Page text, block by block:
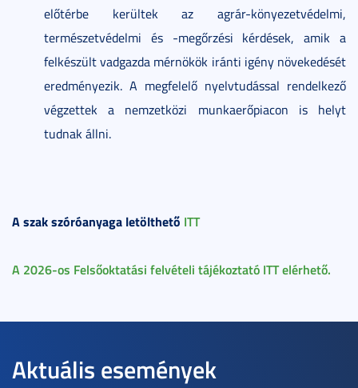
előtérbe kerültek az agrár-könyezetvédelmi,
természetvédelmi és -megőrzési kérdések, amik a
felkészült vadgazda mérnökök iránti igény növekedését
eredményezik. A megfelelő nyelvtudással rendelkező
végzettek a nemzetközi munkaerőpiacon is helyt
tudnak állni.
A szak szóróanyaga letölthető ITT
A 2026-os Felsőoktatási felvételi tájékoztató ITT elérhető.
Aktuális események